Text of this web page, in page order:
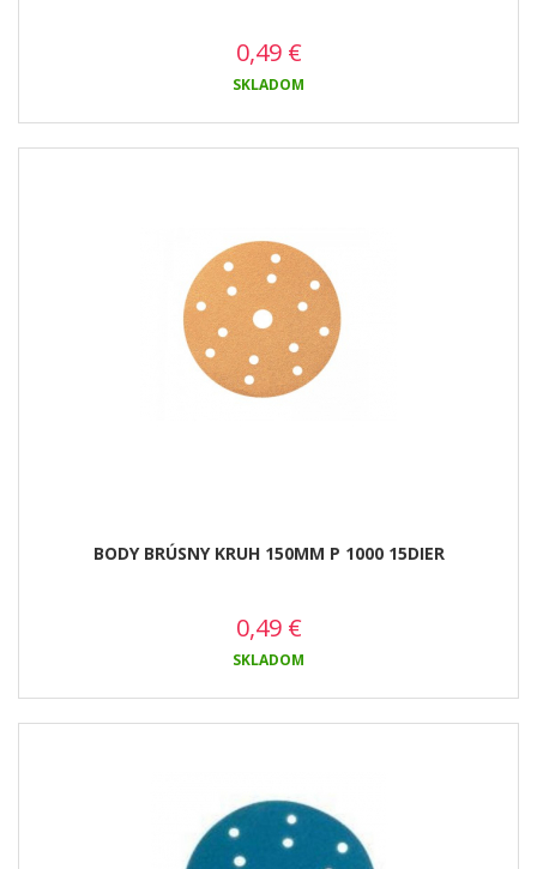
0,49 €
SKLADOM
BODY BRÚSNY KRUH 150MM P 1000 15DIER
0,49 €
SKLADOM